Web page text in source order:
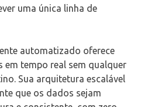
uma única linha de
automatizado oferece
em tempo real sem qualquer
Sua arquitetura escalável
que os dados sejam